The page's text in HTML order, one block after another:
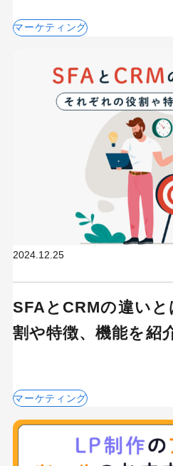
マーケティング
2024.12.25
SFAとCRMの違い
割や特徴、機能を紹
マーケティング